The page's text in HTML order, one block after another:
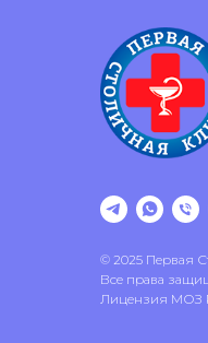
© 2025 Первая
Все права
Лицензия МОЗ